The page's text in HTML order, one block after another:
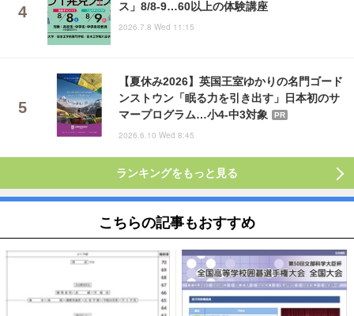
ス」8/8-9…60以上の体験講座
2026.7.8 Wed 11:15
【夏休み2026】英国王室ゆかりの名門ゴード
ンストウン「眠る力を引き出す」日本初のサ
マープログラム…小4-中3対象
PR
2026.6.10 Wed 8:45
ランキングをもっと見る
こちらの記事もおすすめ